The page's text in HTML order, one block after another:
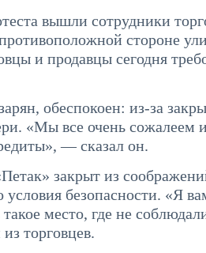
вышли сотрудники
стороне
и продавцы сегодня
обеспокоен: из-за
«Мы все очень сожалеем
— сказал он.
закрыт из
безопасности. «Я
место, где не
торговцев.